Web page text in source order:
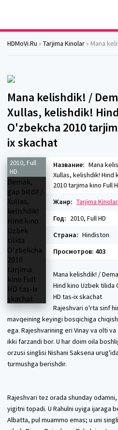
HDMoVi.Ru » Tarjima Kinolar » Mana kelishdik! / Demak, gap
Mana kelishdik! /
Xullas, kelishdik!
O'zbekcha 2010
ix skachat
2010, Full
HD
Название: Mana
Xullas, kelishdik! Hind
2010 tarjima kino Full
Жанр: Tarjima Kinolar
Год: 2010, Full HD
Страна: Hindiston
Просмотров: 403
Mana kelishdik! /
Hind kino Uzbek tilida
HD tas-ix skachat
Rajeshvari o'rta sinf
mavqeining keyingi bosqichiga
ega. Rajeshvarining eri Vinay va olti
ikki farzandi bor. U har doim oila
orzusi singlisi Nishani Saksena
turmushga berishdir.
Rajeshvari tez orada shunday
yigitni topadi. ​​U Rahulni uyiga ijaraga
Albatta, pul muammo emas; u uni